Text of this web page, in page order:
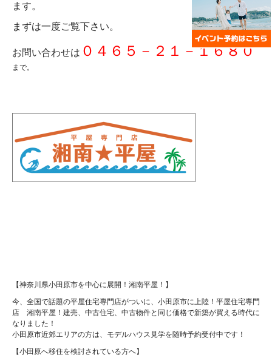
ます。
まずは一度ご覧下さい。
お問い合わせは ０４６５－２１－１６８０
まで。
【神奈川県小田原市を中心に展開！湘南平屋！】
今、全国で話題の平屋住宅専門店がついに、小田原市に上陸！平屋住宅専門
店 湘南平屋！建売、中古住宅、中古物件と同じ価格で新築が買える時代に
なりました！
小田原市近郊エリアの方は、モデルハウス見学を随時予約受付中です！
【小田原へ移住を検討されている方へ】